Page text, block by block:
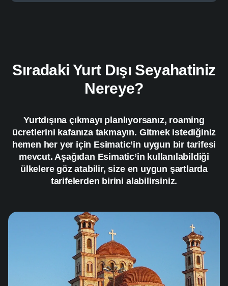
Sıradaki Yurt Dışı Seyahatiniz
Nereye?
Yurtdışına çıkmayı planlıyorsanız, roaming
ücretlerini kafanıza takmayın. Gitmek istediğiniz
hemen her yer için Esimatic’in uygun bir tarifesi
mevcut. Aşağıdan Esimatic’in kullanılabildiği
ülkelere göz atabilir, size en uygun şartlarda
tarifelerden birini alabilirsiniz.